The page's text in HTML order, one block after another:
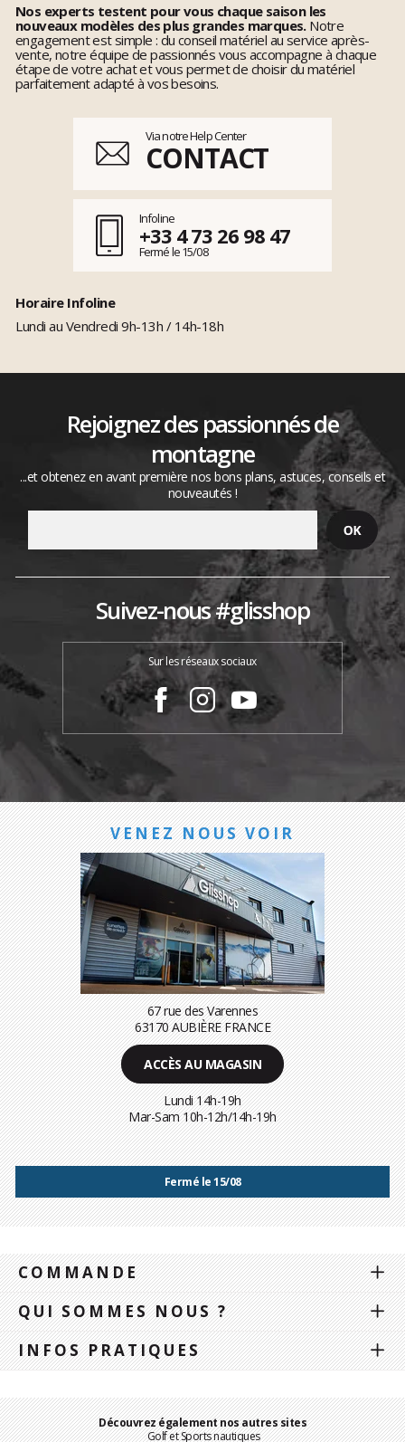
Nos experts testent pour vous chaque saison les
nouveaux modèles des plus grandes marques.Notre
engagement est simple : du conseil matériel au service après-
vente, notre équipe de passionnés vous accompagne à chaque
étape de votre achat et vous permet de choisir du matériel
parfaitement adapté à vos besoins.
Via notre Help Center
CONTACT
Infoline
+33 4 73 26 98 47
Fermé le 15/08
Horaire Infoline
Lundi au Vendredi 9h-13h / 14h-18h
Rejoignez des passionnés de
montagne
...et obtenez en avant première nos bons plans, astuces, conseils et
nouveautés !
Suivez-nous #glisshop
Sur les réseaux sociaux
VENEZ NOUS VOIR
67 rue des Varennes
63170 AUBIÈRE FRANCE
ACCÈS AU MAGASIN
Lundi 14h-19h
Mar-Sam 10h-12h/14h-19h
Fermé le 15/08
COMMANDE
QUI SOMMES NOUS ?
INFOS PRATIQUES
Découvrez également nos autres sites
Golf et Sports nautiques